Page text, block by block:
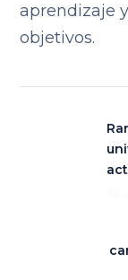
aprendizaje
objetivos.